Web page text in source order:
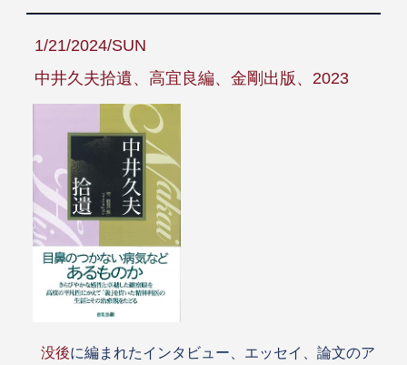
1/21/2024/SUN
中井久夫拾遺、高宜良編、金剛出版、2023
没後に編まれたインタビュー、エッセイ、論文のア